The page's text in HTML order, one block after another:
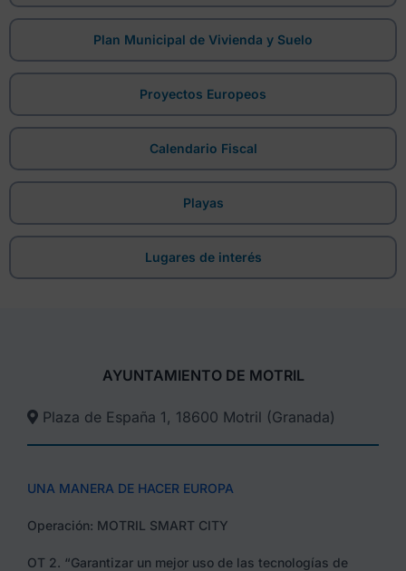
Plan Municipal de Vivienda y Suelo
Proyectos Europeos
Calendario Fiscal
Playas
Lugares de interés
AYUNTAMIENTO DE MOTRIL
Plaza de España 1, 18600 Motril (Granada)​
UNA MANERA DE HACER EUROPA
Operación: MOTRIL SMART CITY
OT 2. “Garantizar un mejor uso de las tecnologías de